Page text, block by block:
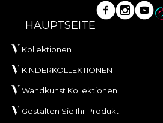
HAUPTSEITE
Kollektionen
KINDERKOLLEKTIONEN
Wandkunst Kollektionen
Gestalten Sie Ihr Produkt